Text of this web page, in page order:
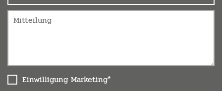
Einwilligung Marketing*